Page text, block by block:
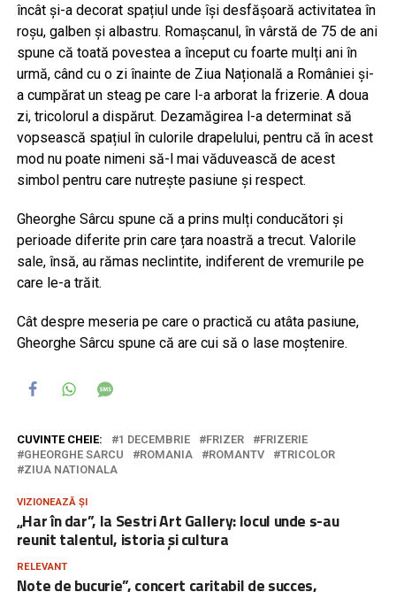
încât și-a decorat spațiul unde își desfășoară activitatea în
roșu, galben și albastru. Romașcanul, în vârstă de 75 de ani
spune că toată povestea a început cu foarte mulți ani în
urmă, când cu o zi înainte de Ziua Națională a României și-
a cumpărat un steag pe care l-a arborat la frizerie. A doua
zi, tricolorul a dispărut. Dezamăgirea l-a determinat să
vopsească spațiul în culorile drapelului, pentru că în acest
mod nu poate nimeni să-l mai văduvească de acest
simbol pentru care nutrește pasiune și respect.
Gheorghe Sârcu spune că a prins mulți conducători și
perioade diferite prin care țara noastră a trecut. Valorile
sale, însă, au rămas neclintite, indiferent de vremurile pe
care le-a trăit.
Cât despre meseria pe care o practică cu atâta pasiune,
Gheorghe Sârcu spune că are cui să o lase moștenire.
CUVINTE CHEIE: 1 DECEMBRIE FRIZER
FRIZERIE
GHEORGHE SARCU
ROMANIA ROMANTV
TRICOLOR
ZIUA NATIONALA
VIZIONEAZĂ ȘI
„Har în dar”, la Sestri Art Gallery: locul unde s-au
reunit talentul, istoria și cultura
RELEVANT
Note de bucurie”, concert caritabil de succes,